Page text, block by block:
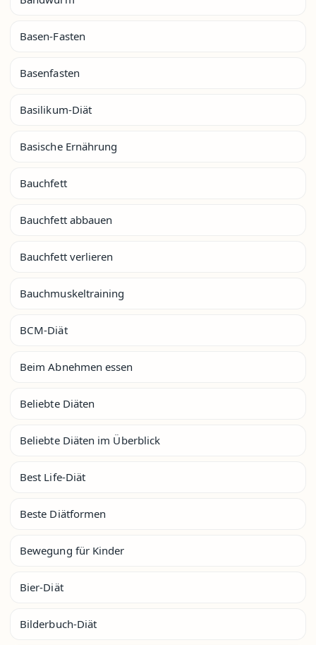
Basen-Fasten
Basenfasten
Basilikum-Diät
Basische Ernährung
Bauchfett
Bauchfett abbauen
Bauchfett verlieren
Bauchmuskeltraining
BCM-Diät
Beim Abnehmen essen
Beliebte Diäten
Beliebte Diäten im Überblick
Best Life-Diät
Beste Diätformen
Bewegung für Kinder
Bier-Diät
Bilderbuch-Diät